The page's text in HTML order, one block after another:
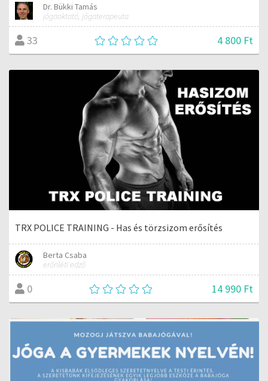
Dr. Bükki Tamás
jógaoktató, jógaterapeuta
33 4 800 Ft
TRX POLICE TRAINING - Has és törzsizom erősítés
Berta Csaba
erőnléti edző
0 14 990 Ft